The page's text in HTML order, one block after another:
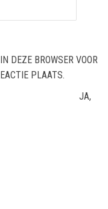
DEZE BROWSER VOOR
PLAATS.
JA,